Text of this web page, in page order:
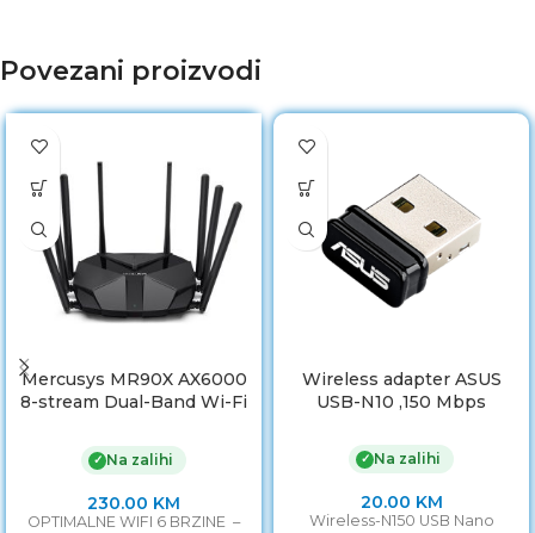
Povezani proizvodi
Mercusys MR90X AX6000
8-stream Dual-Band Wi-Fi
GHz + 4804 Mbps na 5
GHz, 8× fiksne eksterne
antene
✓ Na zalihi
230.00 KM
OPTIMALNE WIFI 6 BRZINE –
Wireless adapter ASUS
USB-N10 ,150 Mbps
✓ Na zalihi
20.00 KM
Wireless-N150 USB Nano